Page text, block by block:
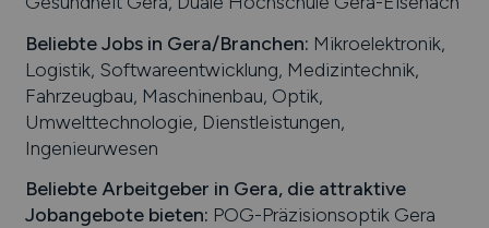
Beliebte Jobs in Gera/Branchen: Mikroelektronik,
Logistik, Softwareentwicklung, Medizintechnik,
Fahrzeugbau, Maschinenbau, Optik,
Umwelttechnologie, Dienstleistungen,
Ingenieurwesen
Beliebte Arbeitgeber in Gera, die attraktive
Jobangebote bieten: POG-Präzisionsoptik Gera